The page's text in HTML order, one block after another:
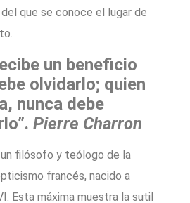
del que se conoce el lugar de
un beneficio
olvidarlo; quien
nunca debe
Pierre Charron
un filósofo y teólogo de la
francés, nacido a
Esta máxima muestra la sutil